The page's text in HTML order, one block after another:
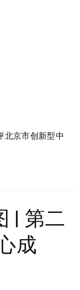
北京市创新型中
| 第二
成